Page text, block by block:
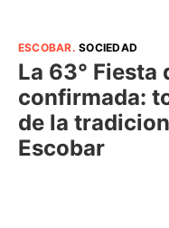
ESCOBAR.SOCIEDAD
La 63° Fiesta
confirmada:
de la
Escobar